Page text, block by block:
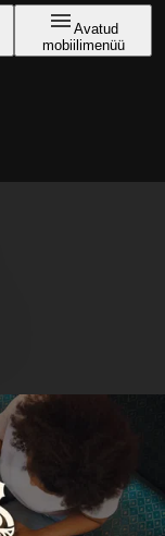
Avatud
mobiilimenüü